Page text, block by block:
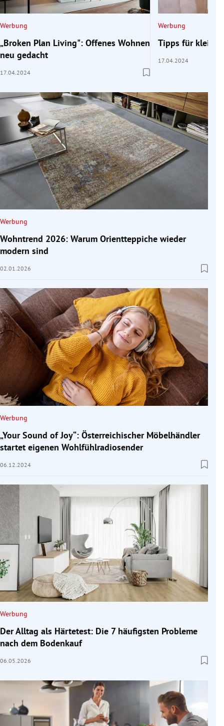
Werbung
„Broken Plan Living": Offenes Wohnen
neu gedacht
17.04.2024
Werbung
Tipps für kleine
17.04.2024
Werbung
Wohntrend 2026: Warum Orientteppiche wieder
modern sind
02.01.2026
Werbung
„Your Sound of Joy“: Österreichischer Möbelhändler
startet eigenen Wohlfühlradiosender
06.12.2024
Werbung
Der Alltag als Härtetest: Die 7 häufigsten Probleme
nach dem Bodenkauf
06.05.2026